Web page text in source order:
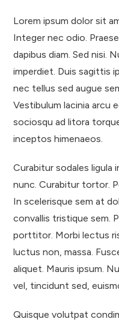
Lorem ipsum dolor sit
Integer nec odio.
dapibus diam. Sed nisi.
imperdiet. Duis sagittis
nec tellus sed augue
Vestibulum lacinia arcu
sociosqu ad litora
inceptos himenaeos.
Curabitur sodales ligula
nunc. Curabitur tortor.
In scelerisque sem at
convallis tristique sem.
porttitor. Morbi lectus
luctus non, massa.
aliquet. Mauris ipsum.
vel, tincidunt sed,
Quisque volutpat